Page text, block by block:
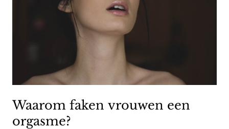
Waarom faken vrouwen een
orgasme?